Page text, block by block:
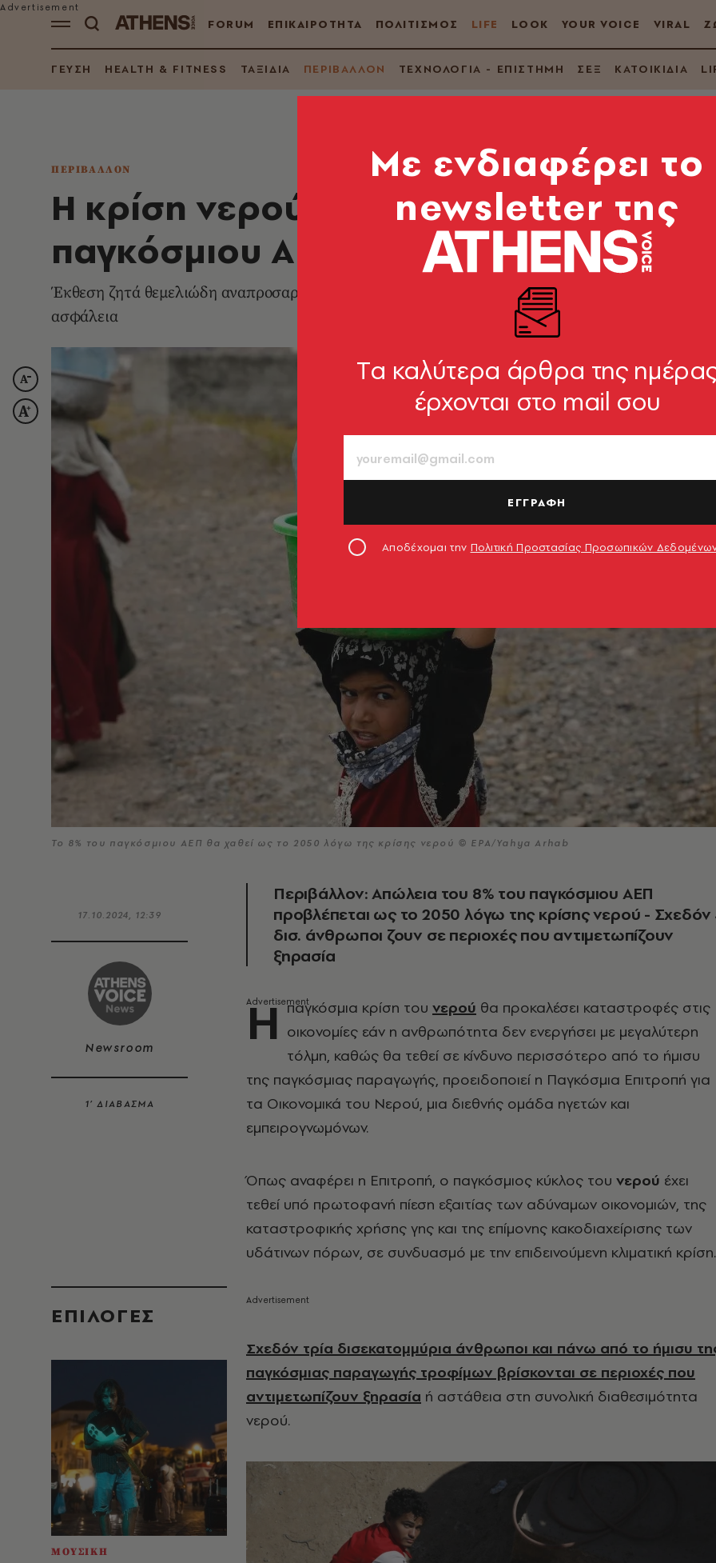
FORUM ΕΠΙΚΑΙΡΟΤΗΤΑ ΠΟΛΙΤΙΣΜΟΣ LIFE LOOK YOUR VOICE VIRAL
ΓΕΥΣΗ HEALTH & FITNESS ΤΑΞΙΔΙΑ ΠΕΡΙΒΑΛΛΟΝ ΤΕΧΝΟΛΟΓΙΑ - ΕΠΙΣΤΗΜΗ ΣΕΞ ΚΑΤΟΙΚΙΔΙΑ
ΠΕΡΙΒΑΛΛΟΝ
Η κρίση νερού απειλεί τον πλανήτη -
παγκόσμιου ΑΕΠ θα χαθεί ως το 2050
Έκθεση ζητά θεμελιώδη αναπροσαρμογή της θέσης του νερού στις οικονομίες - Οι κίνδυνοι για
ασφάλεια
Το 8% του παγκόσμιου ΑΕΠ θα χαθεί ως το 2050 λόγω της κρίσης νερού © EPA/Yahya Arhab
17.10.2024, 12:39
Newsroom
1’ ΔΙΑΒΑΣΜΑ
EΠΙΛΟΓΈΣ
ΜΟΥΣΙΚΗ
Περιβάλλον: Απώλεια του 8% του παγκόσμιου ΑΕΠ
προβλέπεται ως το 2050 λόγω της κρίσης νερού - Σχεδόν
δισ. άνθρωποι ζουν σε περιοχές που αντιμετωπίζουν
ξηρασία
Η παγκόσμια κρίση του νερού θα προκαλέσει καταστροφές στις
οικονομίες εάν η ανθρωπότητα δεν ενεργήσει με μεγαλύτερη
τόλμη, καθώς θα τεθεί σε κίνδυνο περισσότερο από το ήμισυ
της παγκόσμιας παραγωγής, προειδοποιεί η Παγκόσμια Επιτροπή για
τα Οικονομικά του Νερού, μια διεθνής ομάδα ηγετών και
εμπειρογνωμόνων.
Όπως αναφέρει η Επιτροπή, ο παγκόσμιος κύκλος του νερού έχει
τεθεί υπό πρωτοφανή πίεση εξαιτίας των αδύναμων οικονομιών, της
καταστροφικής χρήσης γης και της επίμονης κακοδιαχείρισης των
υδάτινων πόρων, σε συνδυασμό με την επιδεινούμενη κλιματική κρίση.
Σχεδόν τρία δισεκατομμύρια άνθρωποι και πάνω από το ήμισυ
παγκόσμιας παραγωγής τροφίμων βρίσκονται σε περιοχές που
αντιμετωπίζουν ξηρασία ή αστάθεια στη συνολική διαθεσιμότητα
νερού.
Mε ενδιαφέρει το
newsletter της
Tα καλύτερα άρθρα της
έρχονται στο mail σου
ΕΓΓΡΑΦΗ
Αποδέχομαι την Πολιτική Προστασίας Προσωπικών